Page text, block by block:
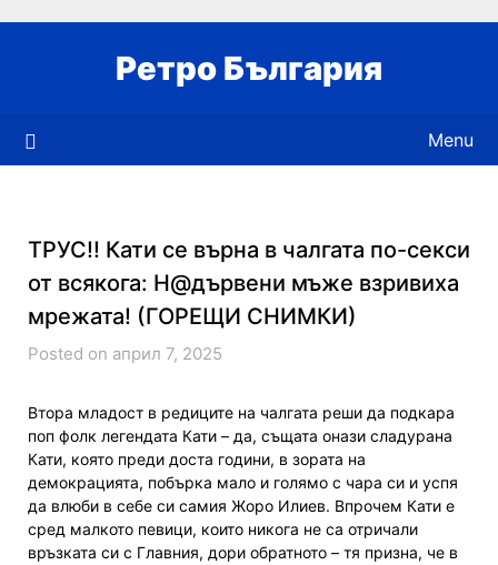
Ретро България
Menu
ТРУС!! Кати се върна в чалгата по-секси
от всякога: Н@дървени мъже взривиха
мрежата! (ГОРЕЩИ СНИМКИ)
Posted on април 7, 2025
Втора младост в редиците на чалгата реши да подкара
поп фолк легендата Кати – да, същата онази сладурана
Кати, която преди доста години, в зората на
демокрацията, побърка мало и голямо с чара си и успя
да влюби в себе си самия Жоро Илиев. Впрочем Кати е
сред малкото певици, които никога не са отричали
връзката си с Главния, дори обратното – тя призна, че в